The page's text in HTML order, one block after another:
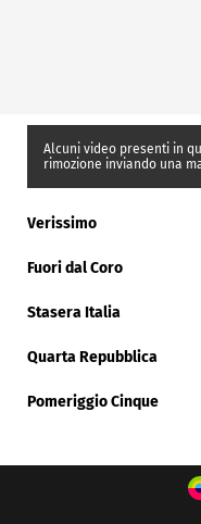
Alcuni video presenti in
rimozione inviando una
Verissimo
Fuori dal Coro
Stasera Italia
Quarta Repubblica
Pomeriggio Cinque